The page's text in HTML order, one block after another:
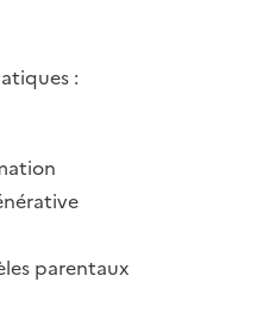
:
parentaux